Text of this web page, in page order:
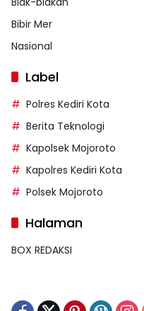
Bibir Mer
Nasional
Label
Polres Kediri Kota
Berita Teknologi
Kapolsek Mojoroto
Kapolres Kediri Kota
Polsek Mojoroto
Halaman
BOX REDAKSI